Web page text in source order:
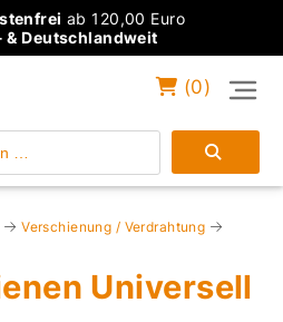
ab 120,00 Euro
Deutschlandweit
Einloggen
(0)
Verschienung / Verdrahtung
Universell